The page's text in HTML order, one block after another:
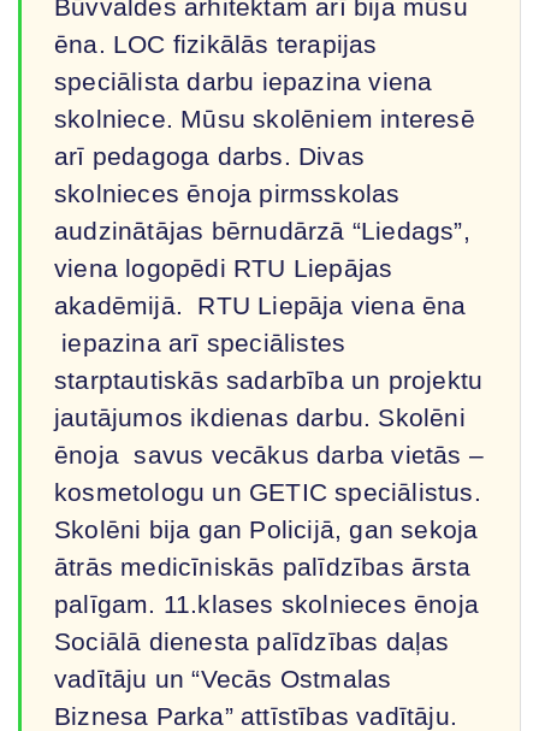
Būvvaldes arhitektam arī bija mūsu
ēna. LOC fizikālās terapijas
speciālista darbu iepazina viena
skolniece. Mūsu skolēniem interesē
arī pedagoga darbs. Divas
skolnieces ēnoja pirmsskolas
audzinātājas bērnudārzā “Liedags”,
viena logopēdi RTU Liepājas
akadēmijā. RTU Liepāja viena ēna
iepazina arī speciālistes
starptautiskās sadarbība un projektu
jautājumos ikdienas darbu. Skolēni
ēnoja savus vecākus darba vietās –
kosmetologu un GETIC speciālistus.
Skolēni bija gan Policijā, gan sekoja
ātrās medicīniskās palīdzības ārsta
palīgam. 11.klases skolnieces ēnoja
Sociālā dienesta palīdzības daļas
vadītāju un “Vecās Ostmalas
Biznesa Parka” attīstības vadītāju.